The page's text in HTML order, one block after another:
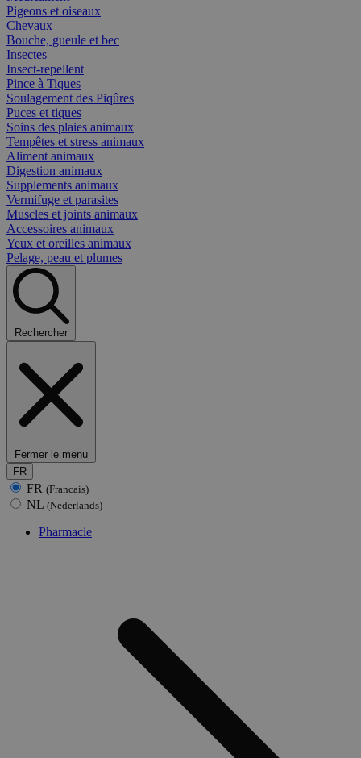
Pigeons et oiseaux
Chevaux
Bouche, gueule et bec
Insectes
Insect-repellent
Pince à Tiques
Soulagement des Piqûres
Puces et tiques
Soins des plaies animaux
Tempêtes et stress animaux
Aliment animaux
Digestion animaux
Supplements animaux
Vermifuge et parasites
Muscles et joints animaux
Accessoires animaux
Yeux et oreilles animaux
Pelage, peau et plumes
Rechercher
Fermer le menu
FR
FR (Francais)
NL (Nederlands)
Pharmacie